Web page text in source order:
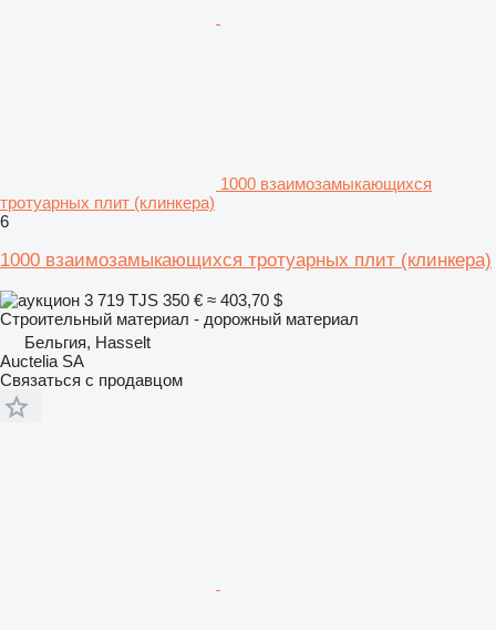
1000 взаимозамыкающихся
тротуарных плит (клинкера)
6
1000 взаимозамыкающихся тротуарных плит (клинкера)
3 719 TJS 350 € ≈ 403,70 $
Строительный материал - дорожный материал
Бельгия, Hasselt
Auctelia SA
Связаться с продавцом